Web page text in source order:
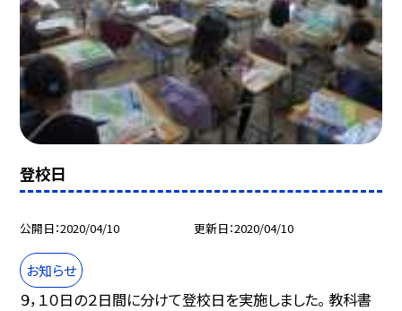
登校日
公開日 2020/04/10 更新日 2020/04/10
お知らせ
９，１０日の２日間に分けて登校日を実施しました。 教科書